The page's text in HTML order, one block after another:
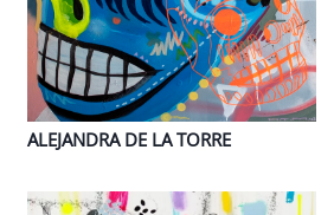
ALEJANDRA DE LA TORRE